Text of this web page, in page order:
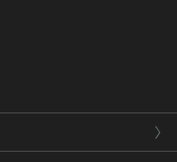
управления